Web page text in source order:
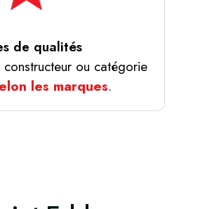
de qualités
ou catégorie
les marques.